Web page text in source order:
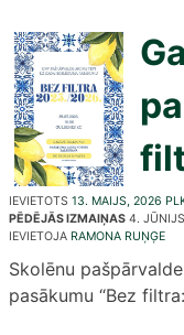
IEVIETOTS 13. MAIJS, 2026
PĒDĒJĀS IZMAIŅAS 4.
IEVIETOJA RAMONA RUŅĢE
Skolēnu
pasākumu “Bez